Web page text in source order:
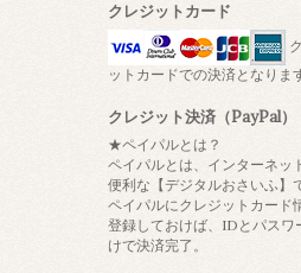
クレジットカード
ットカードでの決済となりま
クレジット決済（PayPal）
★ペイパルとは？
ペイパルとは、インターネッ
便利な【デジタルおさいふ】
ペイパルにクレジットカード
登録しておけば、IDとパスワ
けで決済完了。